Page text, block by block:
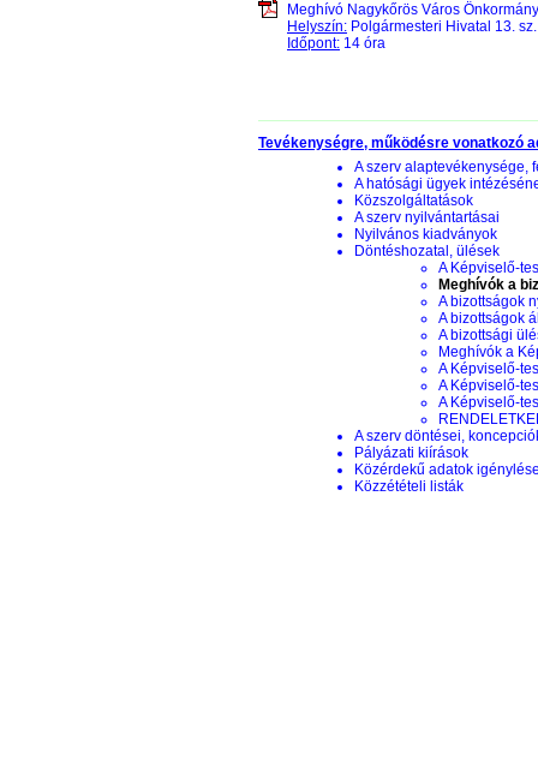
Meghívó Nagykőrös Város
Helyszín: Polgármesteri Hivatal 13.
Időpont: 14 óra
Tevékenységre, működésre vonatkozó
A szerv alaptevékenysége,
A hatósági ügyek
Közszolgáltatások
A szerv nyilvántartásai
Nyilvános kiadványok
Döntéshozatal, ülések
A Képviselő-
Meghívók a
A bizottságok
A bizottságok
A bizottsági
Meghívók a
A Képviselő-
A Képviselő-
A Képviselő-
A szerv döntései,
Pályázati kiírások
Közérdekű adatok
Közzétételi listák